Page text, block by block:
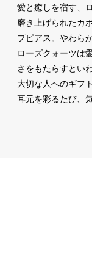
愛と癒しを宿す、
磨き上げられたカ
プピアス。やわら
ローズクォーツは
さをもたらすとい
大切な人へのギフ
耳元を彩るたび、